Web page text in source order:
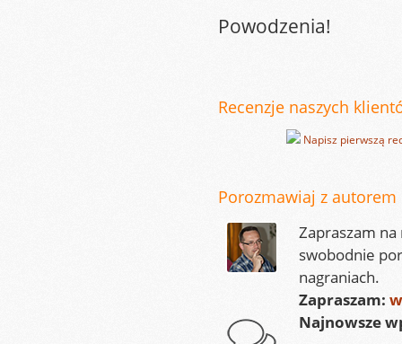
Powodzenia!
Recenzje naszych
Napisz pierwszą
Porozmawiaj z autorem
Zapraszam
swobodnie
nagraniach.
Zapraszam:
Najnowsze